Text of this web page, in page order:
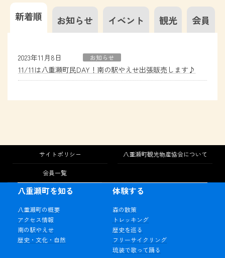
新着順 お知らせ イベント 観光 会員
2023年11月8日 お知らせ
11/11は八重瀬町民DAY！南の駅やえせ出張販売します♪
サイトポリシー 八重瀬町観光物産協会について
会員一覧
八重瀬町を知る
八重瀬町の概要
アクセス情報
南の駅やえせ
歴史・文化・自然
体験する
森の散策
トレッキング
歴史を巡る
フリーサイクリング
琉装で歌って踊る